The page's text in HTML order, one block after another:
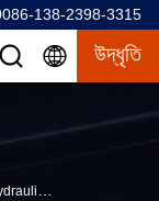
138-2398-3315
উদ্ধৃতি
Forklift Compatible